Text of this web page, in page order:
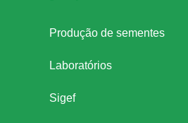
Produção de sementes
Laboratórios
Sigef